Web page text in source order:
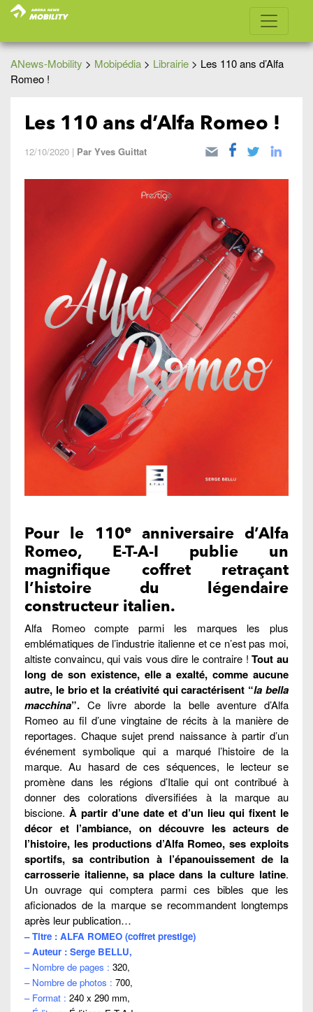
ANews-Mobility > Mobipédia > Librairie > Les 110 ans d’Alfa
Romeo !
Les 110 ans d’Alfa Romeo !
12/10/2020 | Par Yves Guittat
Pour le 110eanniversaire d’Alfa
Romeo, E-T-A-I publie un
magnifique coffret retraçant
l’histoire du légendaire
constructeur italien.
Alfa Romeo compte parmi les marques les plus
emblématiques de l’industrie italienne et ce n’est pas moi,
altiste convaincu, qui vais vous dire le contraire !Tout au
long de son existence, elle a exalté, comme aucune
autre, le brio et la créativité qui caractérisent “la bella
macchina”. Ce livre aborde la belle aventure d’Alfa
Romeo au fil d’une vingtaine de récits à la manière de
reportages. Chaque sujet prend naissance à partir d’un
événement symbolique qui a marqué l’histoire de la
marque. Au hasard de ces séquences, le lecteur se
promène dans les régions d’Italie qui ont contribué à
donner des colorations diversifiées à la marque au
biscione. À partir d’une date et d’un lieu qui fixent le
décor et l’ambiance, on découvre les acteurs de
l’histoire, les productions d’Alfa Romeo, ses exploits
sportifs, sa contribution à l’épanouissement de la
carrosserie italienne, sa place dans la culture latine.
Un ouvrage qui comptera parmi ces bibles que les
aficionados de la marque se recommandent longtemps
après leur publication…
– Titre : ALFA ROMEO (coffret prestige)
– Auteur : Serge BELLU,
– Nombre de pages : 320,
– Nombre de photos : 700,
– Format : 240 x 290 mm,